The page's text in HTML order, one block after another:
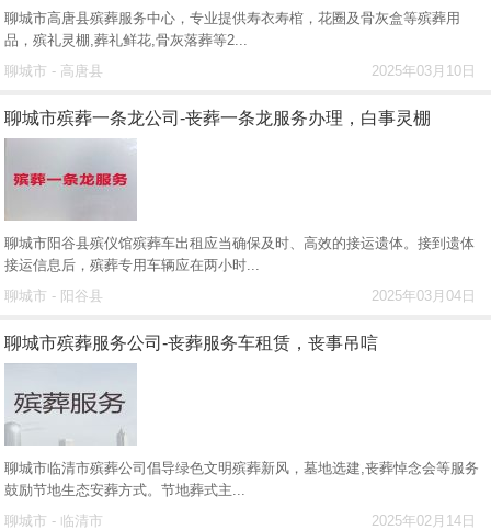
聊城市高唐县殡葬服务中心，专业提供寿衣寿棺，花圈及骨灰盒等殡葬用
品，殡礼灵棚,葬礼鲜花,骨灰落葬等2...
2025年03月10日
聊城市 - 高唐县
聊城市殡葬一条龙公司-丧葬一条龙服务办理，白事灵棚
聊城市阳谷县殡仪馆殡葬车出租应当确保及时、高效的接运遗体。接到遗体
接运信息后，殡葬专用车辆应在两小时...
2025年03月04日
聊城市 - 阳谷县
聊城市殡葬服务公司-丧葬服务车租赁，丧事吊唁
聊城市临清市殡葬公司倡导绿色文明殡葬新风，墓地选建,丧葬悼念会等服务
鼓励节地生态安葬方式。节地葬式主...
2025年02月14日
聊城市 - 临清市